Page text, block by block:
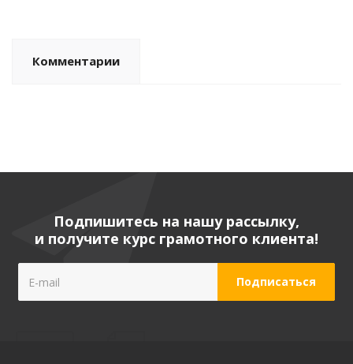
Комментарии
Подпишитесь на нашу рассылку,
и получите курс грамотного клиента!